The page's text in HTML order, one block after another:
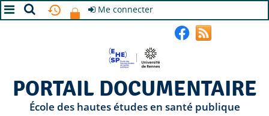
Me connecter
PORTAIL DOCUMENTAIRE
École des hautes études en santé publique